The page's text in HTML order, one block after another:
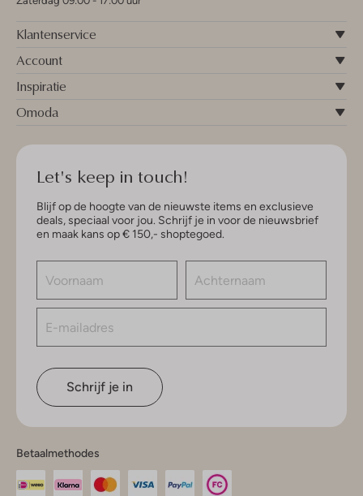
Klantenservice
Account
Inspiratie
Omoda
Let's keep in touch!
Blijf op de hoogte van de nieuwste items en exclusieve
deals, speciaal voor jou. Schrijf je in voor de nieuwsbrief
en maak kans op € 150,- shoptegoed.
Schrijf je in
Betaalmethodes